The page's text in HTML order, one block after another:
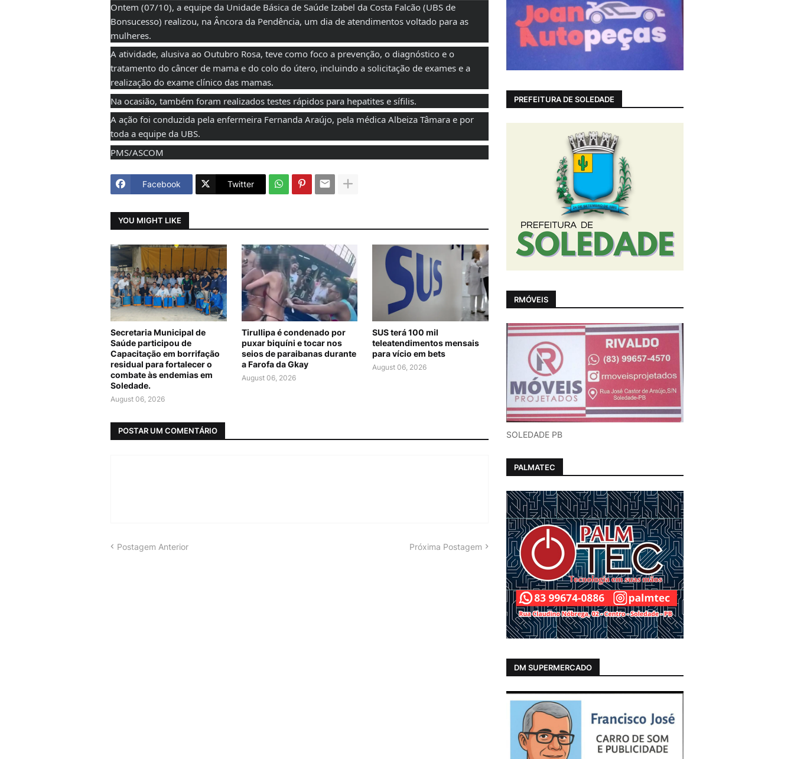
Ontem (07/10), a equipe da Unidade Básica de Saúde Izabel da Costa Falcão (UBS de
Bonsucesso) realizou, na Âncora da Pendência, um dia de atendimentos voltado para as
mulheres.
A atividade, alusiva ao Outubro Rosa, teve como foco a prevenção, o diagnóstico e o
tratamento do câncer de mama e do colo do útero, incluindo a solicitação de exames e a
realização do exame clínico das mamas.
Na ocasião, também foram realizados testes rápidos para hepatites e sífilis.
A ação foi conduzida pela enfermeira Fernanda Araújo, pela médica Albeiza Tâmara e por
toda a equipe da UBS.
PMS/ASCOM
Facebook Twitter
YOU MIGHT LIKE
Secretaria Municipal de
Saúde participou de
Capacitação em borrifação
residual para fortalecer o
combate às endemias em
Soledade.
August 06, 2026
Tirullipa é condenado por
puxar biquíni e tocar nos
seios de paraibanas durante
a Farofa da Gkay
August 06, 2026
SUS terá 100 mil
teleatendimentos mensais
para vício em bets
August 06, 2026
POSTAR UM COMENTÁRIO
Postagem Anterior Próxima Postagem
PREFEITURA DE SOLEDADE
RMÓVEIS
SOLEDADE PB
PALMATEC
DM SUPERMERCADO